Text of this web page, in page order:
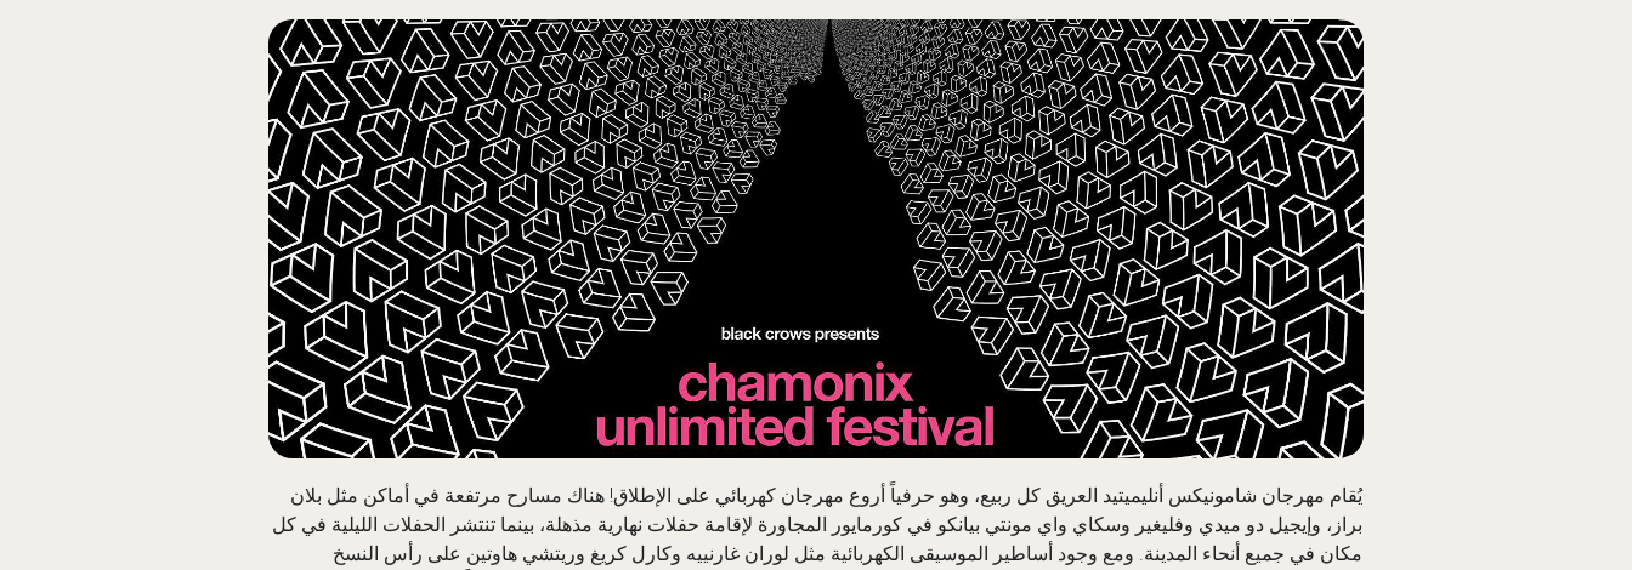
يُقام مهرجان شامونيكس أنليميتيد العريق كل ربيع، وهو حرفياً أروع مهرجان كهربائي على الإطلاق! هناك مسارح مرتفعة في أماكن مثل بلان
براز، وإيجيل دو ميدي وفليغير وسكاي واي مونتي بيانكو في كورمايور المجاورة لإقامة حفلات نهارية مذهلة، بينما تنتشر الحفلات الليلية في كل
مكان في جميع أنحاء المدينة. ومع وجود أساطير الموسيقى الكهربائية مثل لوران غارنييه وكارل كريغ وريتشي هاوتين على رأس النسخ